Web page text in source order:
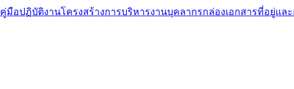
คู่มือปฏิบัติงานโครงสร้างการบริหารงานบุคลากรกล่องเอกสารที่อยู่แล